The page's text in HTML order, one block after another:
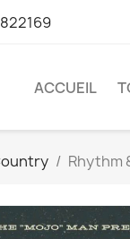
ACCUEIL
Rhythm